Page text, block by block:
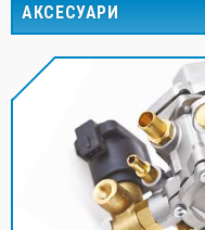
АКСЕСУАРИ